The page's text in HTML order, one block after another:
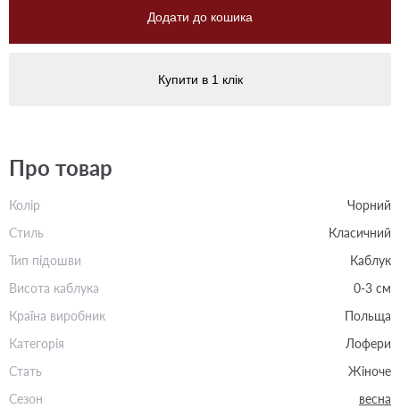
Додати до кошика
Купити в 1 клік
Про товар
Колір
Чорний
Стиль
Класичний
Тип підошви
Каблук
Висота каблука
0-3 см
Країна виробник
Польща
Категорія
Лофери
Стать
Жіноче
Сезон
весна